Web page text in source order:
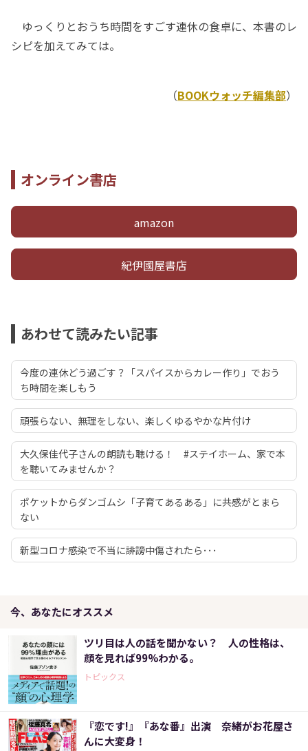
ゆっくりとおうち時間をすごす連休の食卓に、本書のレ
シピを加えてみては。
（BOOKウォッチ編集部）
オンライン書店
amazon
紀伊國屋書店
あわせて読みたい記事
今度の連休どう過ごす？「スパイスからカレー作り」でおう
ち時間を楽しもう
頑張らない、無理をしない、楽しくゆるやかな片付け
大久保佳代子さんの朗読も聴ける！ #ステイホーム、家で本
を聴いてみませんか？
ポケットからダンゴムシ「子育てあるある」に共感がとまら
ない
新型コロナ感染で不当に誹謗中傷されたら･･･
今、あなたにオススメ
ツリ目は人の話を聞かない？ 人の性格は、
顔を見れば99%わかる。
トピックス
『恋です!』『あな番』出演 奈緒がお花屋さ
んに大変身！